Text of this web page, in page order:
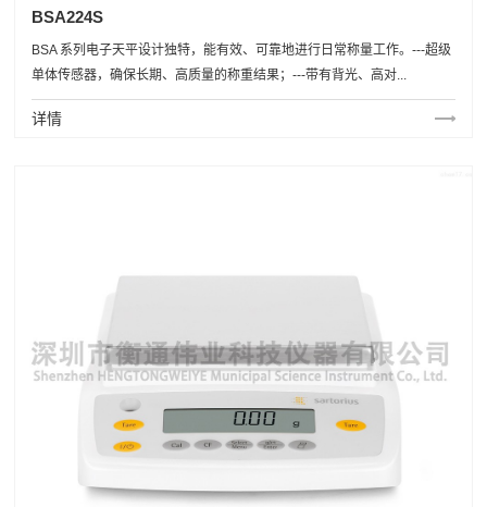
BSA224S
BSA 系列电子天平设计独特，能有效、可靠地进行日常称量工作。---超级
单体传感器，确保长期、高质量的称重结果；---带有背光、高对...
详情